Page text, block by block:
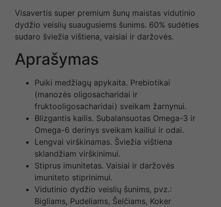
Visavertis super premium šunų maistas vidutinio
dydžio veislių suaugusiems šunims. 60% sudėties
sudaro šviežia vištiena, vaisiai ir daržovės.
Aprašymas
Puiki medžiagų apykaita. Prebiotikai
(manozės oligosacharidai ir
fruktooligosacharidai) sveikam žarnynui.
Blizgantis kailis. Subalansuotas Omega-3 ir
Omega-6 derinys sveikam kailiui ir odai.
Lengvai virškinamas. Šviežia vištiena
sklandžiam virškinimui.
Stiprus imunitetas. Vaisiai ir daržovės
imuniteto stiprinimui.
Vidutinio dydžio veislių šunims, pvz.:
Bigliams, Pudeliams, Šelčiams, Koker